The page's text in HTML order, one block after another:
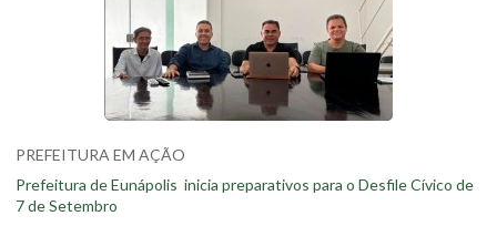
PREFEITURA EM AÇÃO
Prefeitura de Eunápolis inicia preparativos para o Desfile Cívico de
7 de Setembro